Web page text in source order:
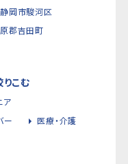
静岡市駿河区
郡吉田町
こむ
ア
ー
医療・介護